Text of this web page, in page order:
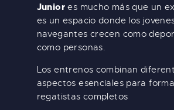
Juniores mucho más que un
es un espacio donde los
navegantes crecen como
como personas.
Los entrenos combinan
aspectos esenciales para
regatistas completos